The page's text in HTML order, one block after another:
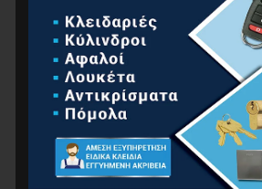
ΚΑΘΑΡΙΣΜΌΣ
ΜΕΤΑΦΟΡΆ
ΟΙΚΟΔΟΜΙΚΆ
ΣΤΑΘΕΡΆ ΜΗΧΑΝΉΜΑΤΑ
ΗΛΕΚΤΡΙΚΆ ΕΡΓΑΛΕΊΑ ΜΠΑΤΑΡΊΑΣ